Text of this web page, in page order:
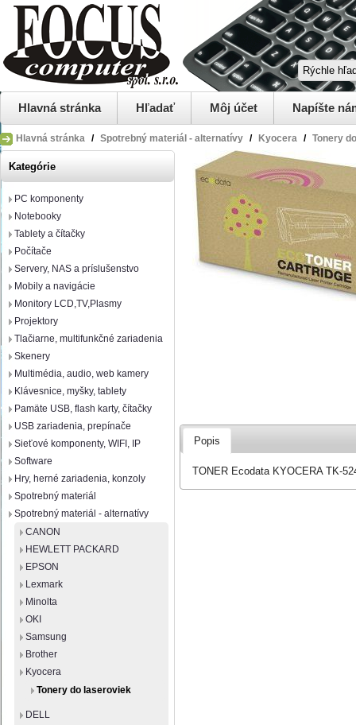
Hlavná stránka Hľadať Môj účet Napíšte
Hlavná stránka / Spotrebný materiál - alternatívy / Kyocera / Tonery
Kategórie
PC komponenty
Notebooky
Tablety a čítačky
Počítače
Servery, NAS a príslušenstvo
Mobily a navigácie
Monitory LCD,TV,Plasmy
Projektory
Tlačiarne, multifunkčné zariadenia
Skenery
Multimédia, audio, web kamery
Klávesnice, myšky, tablety
Pamäte USB, flash karty, čítačky
USB zariadenia, prepínače
Sieťové komponenty, WIFI, IP
Software
Hry, herné zariadenia, konzoly
Spotrebný materiál
Spotrebný materiál - alternatívy
CANON
HEWLETT PACKARD
EPSON
Lexmark
Minolta
OKI
Samsung
Brother
Kyocera
Tonery do laseroviek
DELL
Popis
TONER Ecodata KYOCERA TK-